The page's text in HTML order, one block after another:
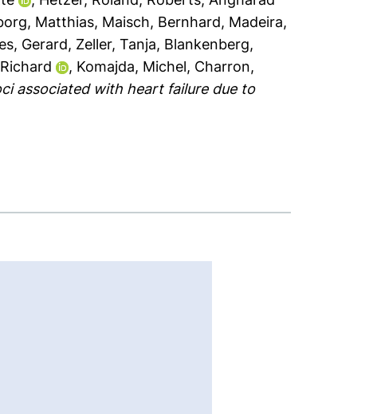
Matthias, Maisch, Bernhard, Madeira,
Gerard, Zeller, Tanja, Blankenberg,
, Komajda, Michel, Charron,
associated with heart failure due to